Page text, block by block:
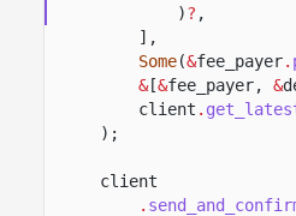
)? ,
],
Some(&fee_payer.
&[&fee_payer, &
client .
);
client
.